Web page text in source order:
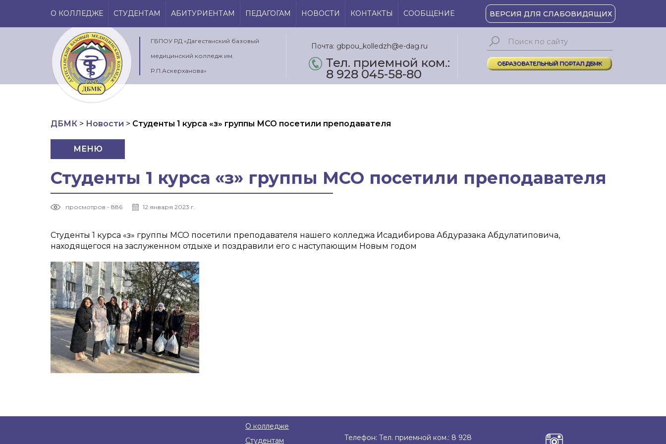
О КОЛЛЕДЖЕ СТУДЕНТАМ АБИТУРИЕНТАМ ПЕДАГОГАМ НОВОСТИ КОНТАКТЫ СООБЩЕНИЕ ВЕРСИЯ ДЛЯ СЛАБОВИДЯЩИХ
ГБПОУ РД «Дагестанский базовый
медицинский колледж им.
Р.П.Аскерханова»
Почта: gbpou_kolledzh@e-dag.ru
Тел. приемной ком.:
8 928 045-58-80
ОБРАЗОВАТЕЛЬНЫЙ ПОРТАЛ ДБМК
ДБМК > Новости > Студенты 1 курса «з» группы МСО посетили преподавателя
МЕНЮ
Студенты 1 курса «з» группы МСО посетили преподавателя
просмотров - 886 12 января 2023 г.
Студенты 1 курса «з» группы МСО посетили преподавателя нашего колледжа Исадибирова Абдуразака Абдулатиповича,
находящегося на заслуженном отдыхе и поздравили его с наступающим Новым годом
О колледже
Студентам
Телефон: Тел. приемной ком.: 8 928